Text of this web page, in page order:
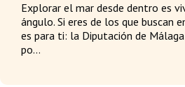
Explorar el mar desde dentro es
ángulo. Si eres de los que buscan
es para ti: la Diputación de
po...